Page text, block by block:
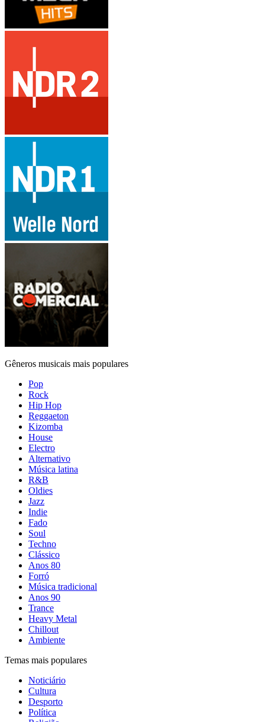
Gêneros musicais mais populares
Pop
Rock
Hip Hop
Reggaeton
Kizomba
House
Electro
Alternativo
Música latina
R&B
Oldies
Jazz
Indie
Fado
Soul
Techno
Clássico
Anos 80
Forró
Música tradicional
Anos 90
Trance
Heavy Metal
Chillout
Ambiente
Temas mais populares
Noticiário
Cultura
Desporto
Política